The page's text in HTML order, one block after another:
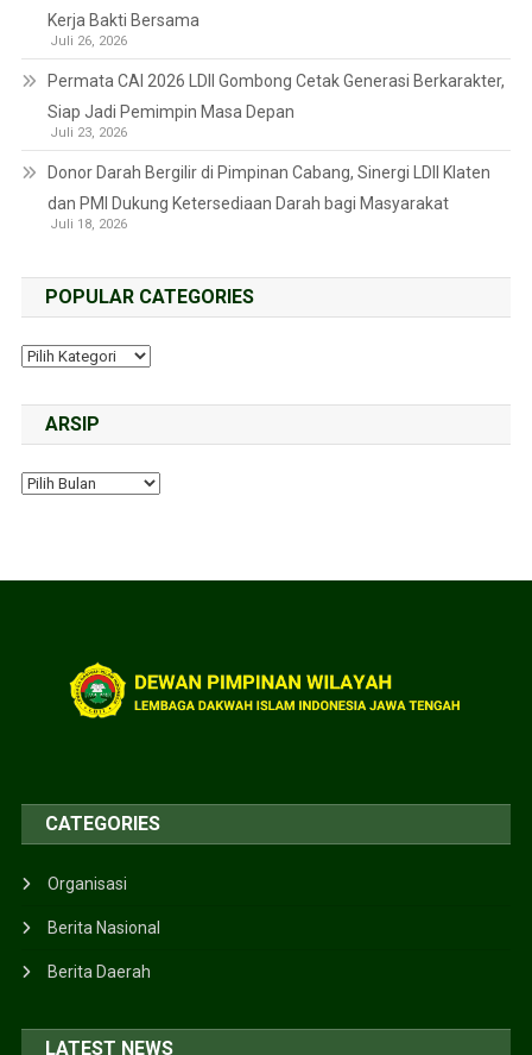
Kerja Bakti Bersama
Juli 26, 2026
Permata CAI 2026 LDII Gombong Cetak Generasi Berkarakter,
Siap Jadi Pemimpin Masa Depan
Juli 23, 2026
Donor Darah Bergilir di Pimpinan Cabang, Sinergi LDII Klaten
dan PMI Dukung Ketersediaan Darah bagi Masyarakat
Juli 18, 2026
POPULAR CATEGORIES
ARSIP
CATEGORIES
Organisasi
Berita Nasional
Berita Daerah
LATEST NEWS